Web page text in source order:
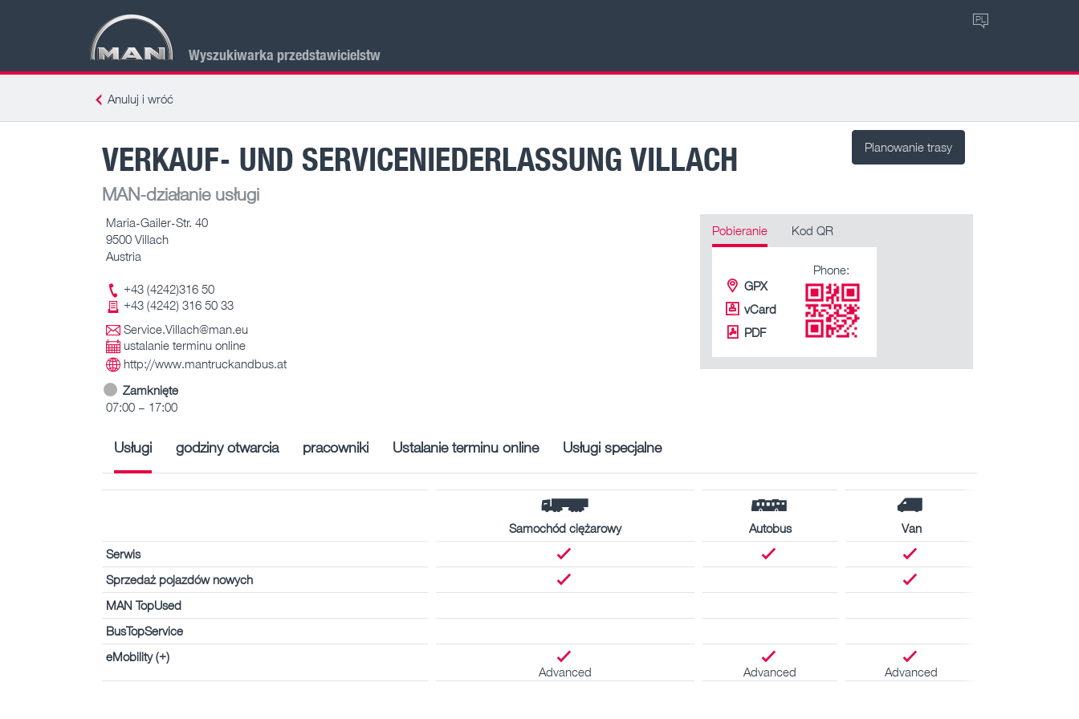
Wyszukiwarka przedstawicielstw
PL
Anuluj i wróć
Planowanie trasy
VERKAUF- UND SERVICENIEDERLASSUNG VILLACH
MAN-działanie usługi
Maria-Gailer-Str. 40
9500 Villach
Austria
+43 (4242)316 50
+43 (4242) 316 50 33
Service.Villach@man.eu
ustalanie terminu online
http://www.mantruckandbus.at
Zamknięte
07:00 – 17:00
Pobieranie Kod QR
GPX
vCard
PDF
Phone:
Usługi godziny otwarcia pracowniki Ustalanie terminu online Usługi specjalne
Samochód ciężarowy Autobus
Van
Serwis
Sprzedaż pojazdów nowych
MAN TopUsed
BusTopService
eMobility (+)
Advanced
Advanced Advanced